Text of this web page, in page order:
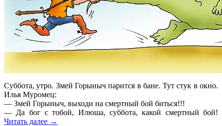
Суббота, утро. Змей Горыныч парится в бане. Тут стук в окно.
Илья Муромец:
— Змей Горыныч, выходи на смертный бой биться!!!
— Да бог с тобой, Илюша, суббота, какой смертный бой!
Читать далее →